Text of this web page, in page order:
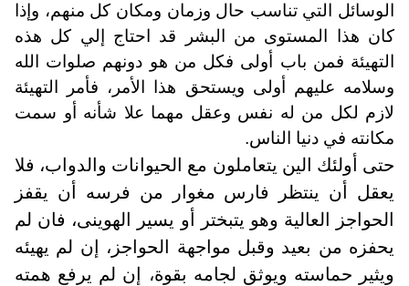
الوسائل التي تناسب حال وزمان ومكان كل منهم، وإذا
كان هذا المستوى من البشر قد احتاج إلي كل هذه
التهيئة فمن باب أولى فكل من هو دونهم صلوات الله
وسلامه عليهم أولى ويستحق هذا الأمر، فأمر التهيئة
لازم لكل من له نفس وعقل مهما علا شأنه أو سمت
مكانته في دنيا الناس.
حتى أولئك الين يتعاملون مع الحيوانات والدواب، فلا
يعقل أن ينتظر فارس مغوار من فرسه أن يقفز
الحواجز العالية وهو يتبختر أو يسير الهوينى، فان لم
يحفزه من بعيد وقبل مواجهة الحواجز، إن لم يهيئه
ويثير حماسته ويوثق لجامه بقوة، إن لم يرفع همته